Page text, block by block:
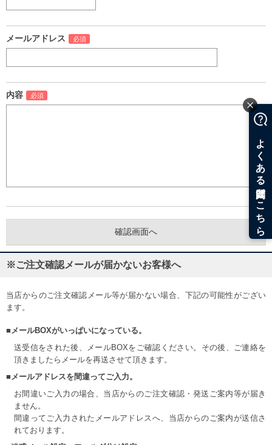
メールアドレス
内容
※ご注文確認メールが届かないお客様へ
当店からのご注文確認メール等が届かない場合、下記の可能性がござい
ます。
■メールBOXがいっぱいになっている。
送受信をされた後、メールBOXをご確認ください。その後、ご連絡を
頂きましたらメールを再送させて頂きます。
■メールアドレスを間違ってご入力。
お間違いご入力の場合、当店からのご注文確認・発送ご案内等が届き
ません。
間違ってご入力されたメールアドレスへ、当店からのご案内が送信さ
れております。